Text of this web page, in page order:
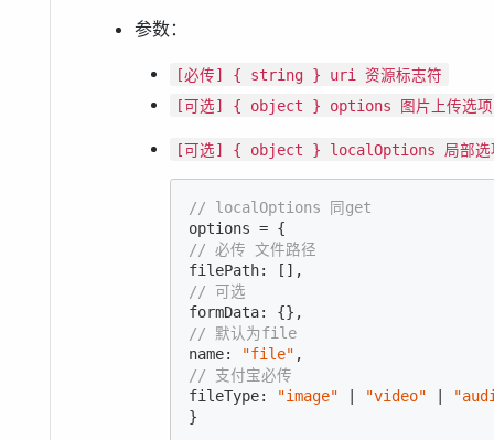
参数：
[必传] { string } uri 资源标志符
[可选] { object } options 图片上传选项
[可选] { object } localOptions 局部选
// localOptions 同get
// 必传 文件路径
// 可选
// 默认为file
name:
"file"
// 支付宝必传
fileType:
"image" "video"
}